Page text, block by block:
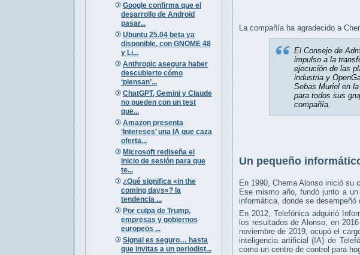
Google confirma que el
desarrollo de Android
pasar...
Ubuntu 25.04 beta ya
disponible, con GNOME 48
y Li...
Anthropic asegura haber
descubierto cómo
‘piensan’...
ChatGPT, Gemini y Claude
no pueden con un test
que...
Amazon presenta
‘Intereses’ una IA que caza
oferta...
Microsoft rediseña el
inicio de sesión para que
te...
¿Qué significa «in the
coming days»? la
tendencia ...
Por culpa de Trump,
empresas y gobiernos
europeos ...
Signal es seguro… hasta
que invitas a un periodist...
La compañía ha agradecido a
El Consejo de
impulso a la
ejecución de las
industria y
Sebas Muriel en
para todos sus
compañía.
Un pequeño
En 1990, Chema Alonso inició su
Ese mismo año, fundó junto a
informática, donde se
En 2012, Telefónica adquirió
los resultados de Alonso, en
noviembre de 2019, ocupó el
inteligencia artificial (IA) de
como un centro de control para